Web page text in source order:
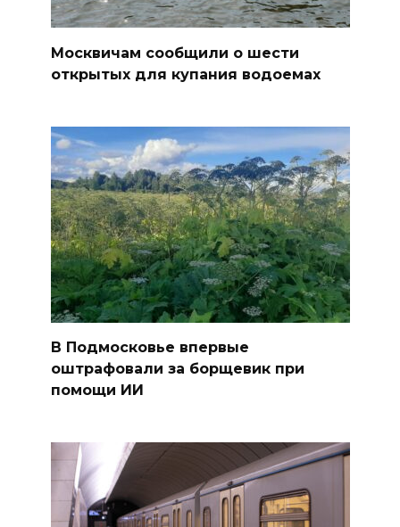
Москвичам сообщили о шести
открытых для купания водоемах
В Подмосковье впервые
оштрафовали за борщевик при
помощи ИИ